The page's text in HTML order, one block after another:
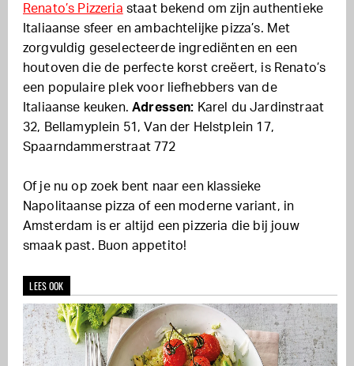
Renato’s Pizzeria staat bekend om zijn authentieke
Italiaanse sfeer en ambachtelijke pizza’s. Met
zorgvuldig geselecteerde ingrediënten en een
houtoven die de perfecte korst creëert, is Renato’s
een populaire plek voor liefhebbers van de
Italiaanse keuken.Adressen: Karel du Jardinstraat
32, Bellamyplein 51, Van der Helstplein 17,
Spaarndammerstraat 772
Of je nu op zoek bent naar een klassieke
Napolitaanse pizza of een moderne variant, in
Amsterdam is er altijd een pizzeria die bij jouw
smaak past. Buon appetito!
LEES OOK